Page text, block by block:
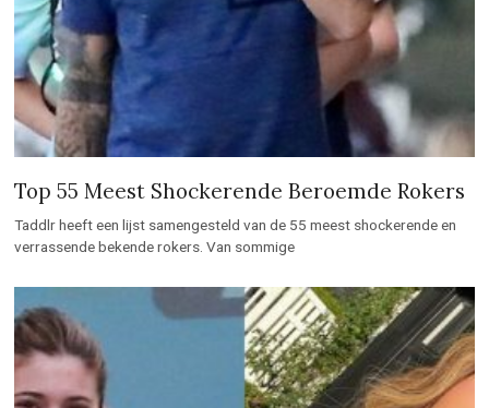
Top 55 Meest Shockerende Beroemde Rokers
Taddlr heeft een lijst samengesteld van de 55 meest shockerende en
verrassende bekende rokers. Van sommige